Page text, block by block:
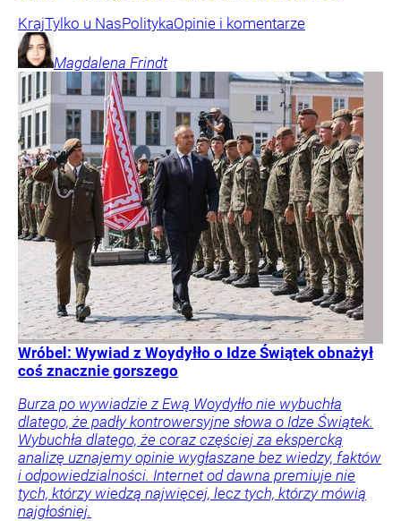
KrajTylko u NasPolitykaOpinie i komentarze
Magdalena Frindt
Wróbel: Wywiad z Woydyłło o Idze Świątek obnażył
coś znacznie gorszego
Burza po wywiadzie z Ewą Woydyłło nie wybuchła
dlatego, że padły kontrowersyjne słowa o Idze Świątek.
Wybuchła dlatego, że coraz częściej za ekspercką
analizę uznajemy opinie wygłaszane bez wiedzy, faktów
i odpowiedzialności. Internet od dawna premiuje nie
tych, którzy wiedzą najwięcej, lecz tych, którzy mówią
najgłośniej.